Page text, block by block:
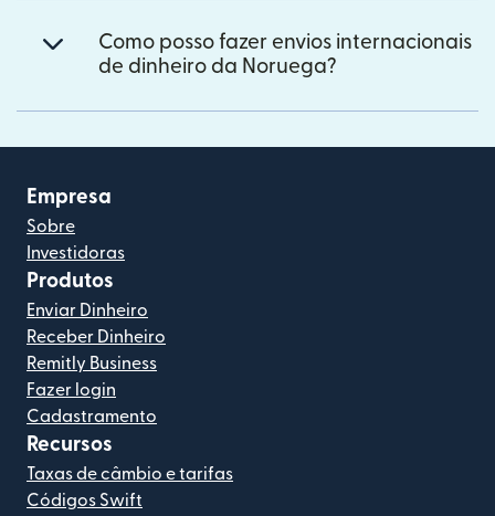
Como posso fazer envios internacionais
de dinheiro da Noruega?
Empresa
Sobre
Investidoras
Produtos
Enviar Dinheiro
Receber Dinheiro
Remitly Business
Fazer login
Cadastramento
Recursos
Taxas de câmbio e tarifas
Códigos Swift